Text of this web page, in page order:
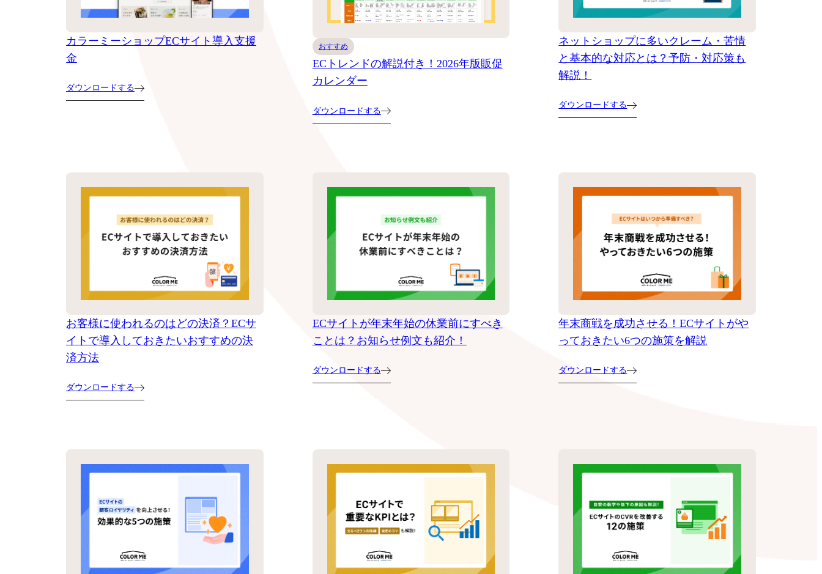
カラーミーショップECサイト導入支援
金
ダウンロードする
おすすめ
ECトレンドの解説付き！2026年版販促
カレンダー
ダウンロードする
ネットショップに多いクレーム・苦情
と基本的な対応とは？予防・対応策も
解説！
ダウンロードする
お客様に使われるのはどの決済？ECサ
イトで導入しておきたいおすすめの決
済方法
ダウンロードする
ECサイトが年末年始の休業前にすべき
ことは？お知らせ例文も紹介！
ダウンロードする
年末商戦を成功させる！ECサイトがや
っておきたい6つの施策を解説
ダウンロードする